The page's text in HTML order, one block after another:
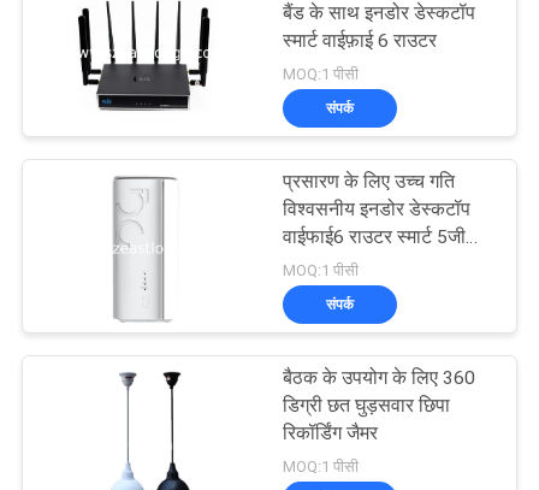
साइटमैप
PRIVACY
POLICY
जीपीएस सिग्नल जैमर
रिमोट कंट्रोल जैमर
39
बैंड के साथ इनडोर डेस्कटॉप
स्मार्ट वाईफ़ाई 6 राउटर
MOQ:1 पीसी
संपर्क
प्रसारण के लिए उच्च गति
विश्वसनीय इनडोर डेस्कटॉप
वाईफाई6 राउटर स्मार्ट 5जी
सीपीई
MOQ:1 पीसी
संपर्क
बैठक के उपयोग के लिए 360
डिग्री छत घुड़सवार छिपा
रिकॉर्डिंग जैमर
MOQ:1 पीसी